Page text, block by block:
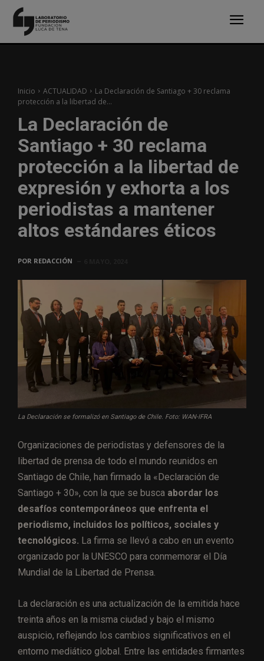
Inicio ACTUALIDAD
La Declaración de Santiago + 30 reclama
protección a la libertad de...
La Declaración de
Santiago + 30 reclama
protección a la libertad de
expresión y exhorta a los
periodistas a mantener
altos estándares éticos
POR REDACCIÓN
La Declaración se formalizó en Santiago de Chile. Foto: WAN-IFRA
Organizaciones de periodistas y defensores de la
libertad de prensa de todo el mundo reunidos en
Santiago de Chile, han firmado la «Declaración de
Santiago + 30», con la que se busca abordar los
desafíos contemporáneos que enfrenta el
periodismo, incluidos los políticos, sociales y
tecnológicos. La firma se llevó a cabo en un evento
organizado por la UNESCO para conmemorar el Día
Mundial de la Libertad de Prensa.
La declaración es una actualización de la emitida hace
treinta años en la misma ciudad y bajo el mismo
auspicio, reflejando los cambios significativos en el
entorno mediático global. Entre las entidades firmantes